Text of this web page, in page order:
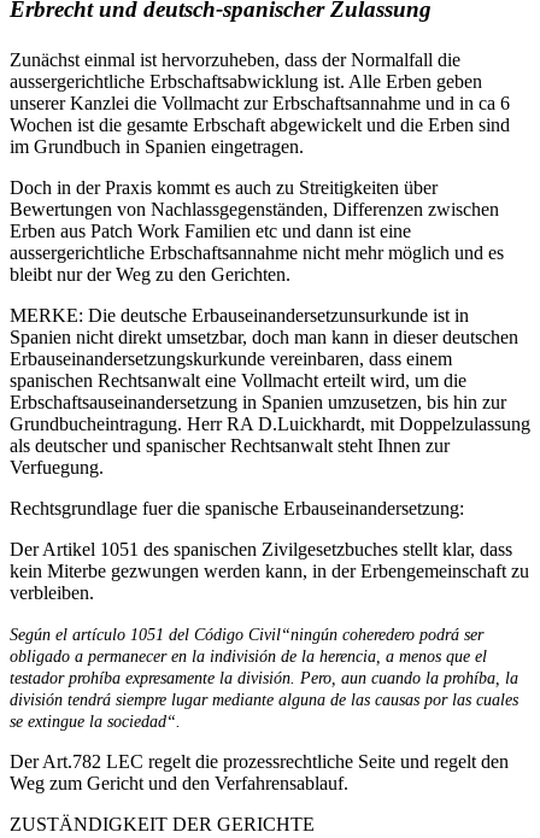
Erbrecht und deutsch-spanischer Zulassung
Zunächst einmal ist hervorzuheben, dass der Normalfall die
aussergerichtliche Erbschaftsabwicklung ist. Alle Erben geben
unserer Kanzlei die Vollmacht zur Erbschaftsannahme und in ca 6
Wochen ist die gesamte Erbschaft abgewickelt und die Erben sind
im Grundbuch in Spanien eingetragen.
Doch in der Praxis kommt es auch zu Streitigkeiten über
Bewertungen von Nachlassgegenständen, Differenzen zwischen
Erben aus Patch Work Familien etc und dann ist eine
aussergerichtliche Erbschaftsannahme nicht mehr möglich und es
bleibt nur der Weg zu den Gerichten.
MERKE: Die deutsche Erbauseinandersetzunsurkunde ist in
Spanien nicht direkt umsetzbar, doch man kann in dieser deutschen
Erbauseinandersetzungskurkunde vereinbaren, dass einem
spanischen Rechtsanwalt eine Vollmacht erteilt wird, um die
Erbschaftsauseinandersetzung in Spanien umzusetzen, bis hin zur
Grundbucheintragung. Herr RA D.Luickhardt, mit Doppelzulassung
als deutscher und spanischer Rechtsanwalt steht Ihnen zur
Verfuegung.
Rechtsgrundlage fuer die spanische Erbauseinandersetzung:
Der Artikel 1051 des spanischen Zivilgesetzbuches stellt klar, dass
kein Miterbe gezwungen werden kann, in der Erbengemeinschaft zu
verbleiben.
Según el artículo 1051 del Código Civil“ningún coheredero podrá ser
obligado a permanecer en la indivisión de la herencia, a menos que el
testador prohíba expresamente la división. Pero, aun cuando la prohíba, la
división tendrá siempre lugar mediante alguna de las causas por las cuales
se extingue la sociedad“.
Der Art.782 LEC regelt die prozessrechtliche Seite und regelt den
Weg zum Gericht und den Verfahrensablauf.
ZUSTÄNDIGKEIT DER GERICHTE